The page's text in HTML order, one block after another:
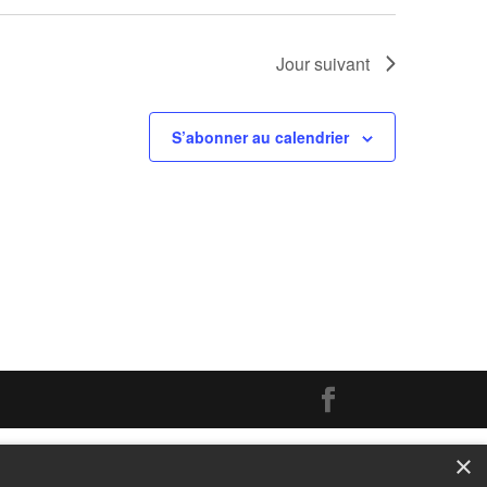
Jour suivant
S’abonner au calendrier
×